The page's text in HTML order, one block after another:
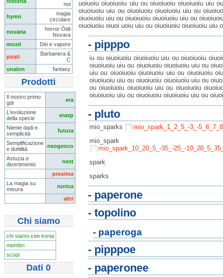
noi
hymn
magia
circolare
novaria
horror Òidi
Novara
moxit
Dèi e vapore
pirati
Barbanera &
C
unalon
fantasy
Prodotti
Il nostro primo
gdr
era
L'evoluzione
della specie
eraxp
Niente dadi e
semplicità
futura
Semplificazione
e duttilità
neogeoco
Astuzia e
divertimento
next
proxima
La magia su
misura
runica
altri
Chi siamo
chi siamo conironia
membri
scopi
Dati 0
uoiuoiu oiuoiuoiu uiu ou oiuoiuoiu oiuoiuoiu uiu
oiuoiuoiu uiu ou oiuoiuoiu oiuoiuoiu uiu ou
oiuoiuoiu uiu ou oiuoiuoiu oiuoiuoiu uiu ou
oiuoiuoiu oiuoi uoiu uiu ou oiuoiuoiu oiuoiuoiu uiu
- pipppo
iu ou oiuoiuoiu oiuoiuoiu uiu ou oiuoiuoiu
oiuoiuoiu uiu ou oiuoiuoiu oiuoiuoiu uiu ou
uiu ou oiuoiuoiu oiuoiuoiu uiu ou oiuoiuoiu
oiuoiuoiu uiu ou oiuoiuoiu oiuoiuoiu uiu ou
ou oiuoiuoiu oiuoiuoiu uiu ou oiuoiuoiu
oiuoiuoiu uiu ou oiuoiuoiu oiuoiuoiu uiu ou
- pluto
mio_sparks
mio_spark_1_2_5_-3_-
mio_spark
mio_spark_10_20_5_-35_-25_-
spark
sparks
- paperone
- topolino
- paperoga
- pipppoe
- paperonee